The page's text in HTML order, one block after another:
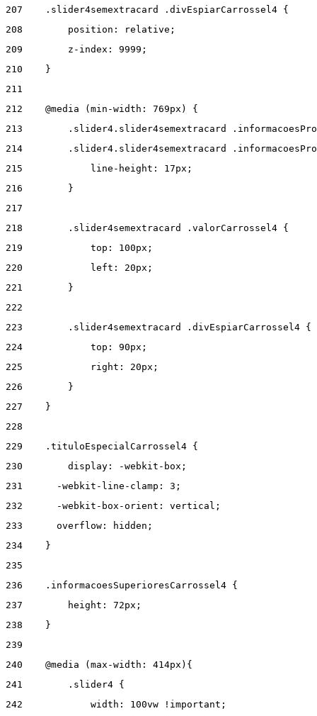
207
    .slider4semextracard .divEspiarCarrossel4 {
208
        position: relative;
209
        z-index: 9999;
210
    }
211
212
    @media (min-width: 769px) {
213
.slider4.slider4semextracard
214
.slider4.slider4semextracard
215
            line-height: 17px;
216
        }
217
218
        .slider4semextracard .valorCarrossel4 {
219
            top: 100px;
220
            left: 20px;
221
        }
222
223
        .slider4semextracard .divEspiarCarrossel4 {
224
            top: 90px;
225
            right: 20px;
226
        }
227
    }
228
229
    .tituloEspecialCarrossel4 {
230
        display: -webkit-box;
231
      -webkit-line-clamp: 3;
232
      -webkit-box-orient: vertical;
233
      overflow: hidden;
234
    }
235
236
    .informacoesSuperioresCarrossel4 {
237
        height: 72px;
238
    }
239
240
    @media (max-width: 414px){
241
        .slider4 {
242
            width: 100vw !important;